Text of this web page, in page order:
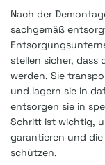
Nach der
sachgemäß
stellen sicher, dass
werden. Sie
und lagern sie in
entsorgen sie in
Schritt ist wichtig,
garantieren und
schützen.